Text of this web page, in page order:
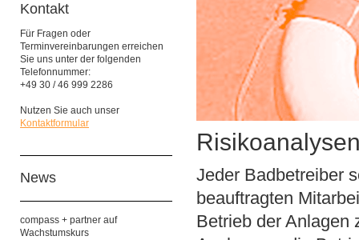
Jeder Badbetreiber
beauftragten
Betrieb der Anlagen
Kontakt
Für Fragen oder
Terminvereinbarungen erreichen
Sie uns unter der folgenden
Telefonnummer:
+49 30 / 46 999 2286
Nutzen Sie auch unser
Kontaktformular
News
compass + partner auf
Wachstumskurs